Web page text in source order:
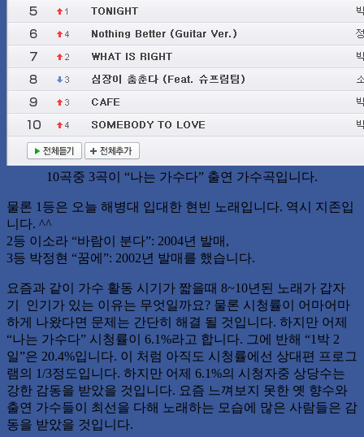
10곡중 3곡이 “나는 가수다” 출연 가수곡입니다.
물론 1등은 오늘 해병대 입대한 현빈 노래입니다. 역시 지존입
니다. ^^
2등 이소라 “바람이 분다”: 2004년 발매,
3등 박정현 “꿈에”: 2002년 발매를 했습니다.
요즘과 같이 가수 활동 시기가 짧을때 8~10년된 노래가 갑자
기 인기가 있는 이유는 무엇일까요? 물론 시청률이 어마어마
하게 나왔다면 문제는 간단히 해결 될 것입니다. 하지만 어제
“나는 가수다” 시청률이 6.1%라고 합니다. 그에 반해 “1박 2
일”은 20.4%입니다. 이 처럼 아직도 시청률에선 상대편 프로그
램의 1/3정도입니다. 하지만 어제 6.1%의 시청자중 상당수는
강한 감동을 받았을 것입니다. 요즘 느껴보지 못한 옛 향수와
출연 가수들이 최선을 다해 노래하는 모습에 많은 사람들은 감
동을 받았을 것입니다.